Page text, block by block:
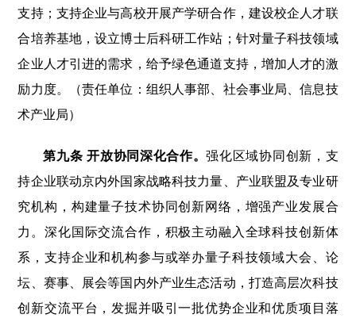
支持；支持企业与高校开展产学研合作，建设校企人才联
合培养基地，设立博士后科研工作站；针对量子科技领域
企业人才引进的需求，给予绿色通道支持，增加人才的激
励力度。（责任单位：组织人事部、社会事业局、信息技
术产业局）
第九条 开放协同深化合作。强化区域协同创新，支
持企业联动京内外国家战略科技力量、产业联盟及专业研
究机构，构建量子技术协同创新网络，增强产业发展合
力。深化国际交流合作，积极主动融入全球科技创新体
系，支持企业和机构参与或举办量子科技领域大会、论
坛、赛事、展会等国内外产业生态活动，打造高层次科技
创新交流平台，发掘并吸引一批优势企业和优质项目落